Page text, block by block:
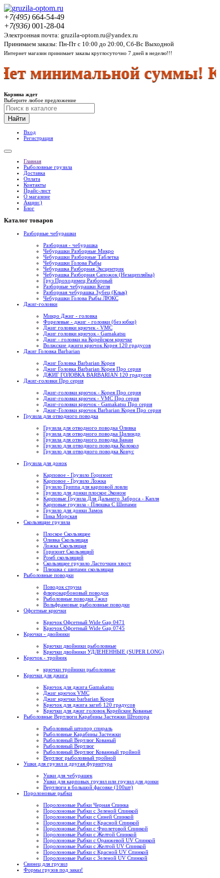
+7(495) 664-54-49
+7(936) 001-28-04
Электронная почта: gruzila-optom.ru@yandex.ru
Принимаем заказы: Пн-Пт с 10:00 до 20:00, Сб-Вс Выходной
Интернет магазин принимает заказы круглосуточно 7 дней в неделю!!!
минимальной суммы!
Корзина ждет
Выберите любое предложение
Найти
Вход
Регистрация
Главная
Рыболовные грузила
Доставка
Оплата
Контакты
Прайс-лист
О магазине
Акции:)
Блог
Каталог товаров
Разборные чебурашки
Разборная - чебурашка
Чебурашки Разборные Микро
Чебурашки Разборные Таблетка
Чебурашки Голова Рыбы
Чебурашка Разборная Эксцентрик
Чебурашка Разборная Сапожок (Незацепляйка)
Груз Проходимец Разборный
Разборные чебурашки Кегля
Разборная чебурашка Зубец (Клык)
Чебурашки Голова Рыбы ЛЮКС
Джиг-головки
Микро Джиг - головка
Форелевые - джиг - головки (без юбки)
Джиг головки крючек - VMC
Джиг головки крючок - Gamakatsu
Джиг - головки на Корейском крючке
Волжские джиги крючок Корея 120 градусов
Джиг Головка Barbarian
Джиг Головка Barbarian Корея
Джиг Головка Barbarian Корея Про серия
ДЖИГ ГОЛОВКА BARBARIAN 120 градусов
Джиг-головки Про серия
Джиг-головки крючок - Корея Про серия
Джиг-головки крючек - VMC Про серия
Джиг-головки крючок - Gamakatsu Про серия
Джиг-Головки крючок Barbarian Корея Про серия
Грузила для отводного поводка
Грузила для отводного поводка Оливка
Грузила для отводного поводка Цилиндр
Грузила для отводного поводка Банан
Грузило для отводного поводка Колокол
Грузило для отводного поводка Конус
Грузила для донок
Карповое - Грузило Горизонт
Карповое - Грузило Ложка
Грузило Гриппа для карповой ловли
Грузило для донки плоское Эконом
Карповые Грузила Для Дальнего Заброса - Капля
Карповые грузила - Плюшка С Шипами
Грузило для донки Замок
Пика Морская
Скользящие грузила
Плоское Скользящее
Оливка Скользящая
Ложка Скользящая
Горизонт Скользящий
Ромб скользящий
Скользящее грузило Ласточкин хвост
Плюшка с шипами скользящая
Рыболовные поводки
Поводок струна
флюрокарбоновый поводок
Рыболовные поводки 7жил
Вольфрамовые рыболовные поводки
Офсетные крючки
Крючок Офсетный Wide Gap 0471
Крючок Офсетный Wide Gap 0745
Крючки - двойники
Крючки двойники рыболовные
Крючки двойники УДЛЕНЕННЫЕ (SUPER LONG)
Крючок - тройник
крючки тройники рыболовные
Крючки для джига
Крючок для джига Gamakatsu
Джиг крючок VMC
Джиг крючки barbarian Корея
Крючок для джига загиб 120 градусов
Крючки для джиг головок Корейские Кованые
Рыболовные Вертлюги Карабины Застежки Штопора
Рыболовный штопор спираль
Рыболовные Карабины Застежки
Рыболовный Вертлюг Кованый
Рыболовный Вертлюг
Рыболовный Вертлюг Кованный тройной
Вертлюг рыболовный тройной
Ушки для грузил и другая фурнитура
Ушки для чебурашек
Ушки для карповых грузил или грузил для донки
Вертлюги в большой фасовке (100шт)
Поролоновые рыбки
Поролоновые Рыбки Черная Спинка
Поролоновые Рыбки с Зеленой Спинкой
Поролоновые Рыбки с Синей Спинкой
Поролоновые Рыбки с Красной Спинкой
Поролоновые Рыбки с Фиолетовой Спинкой
Поролоновые Рыбки с Желтой Спинкой
Поролоновые Рыбки с Оранжевой UV Спинкой
Поролоновые Рыбки с Желтой UV Спинкой
Поролоновые Рыбки с Красной UV Спинкой
Поролоновые Рыбки с Зеленой UV Спинкой
Свинец для грузил
Формы грузов под заказ!